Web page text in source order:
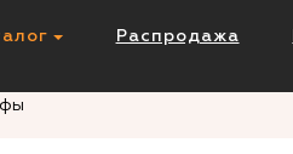
Распродажа